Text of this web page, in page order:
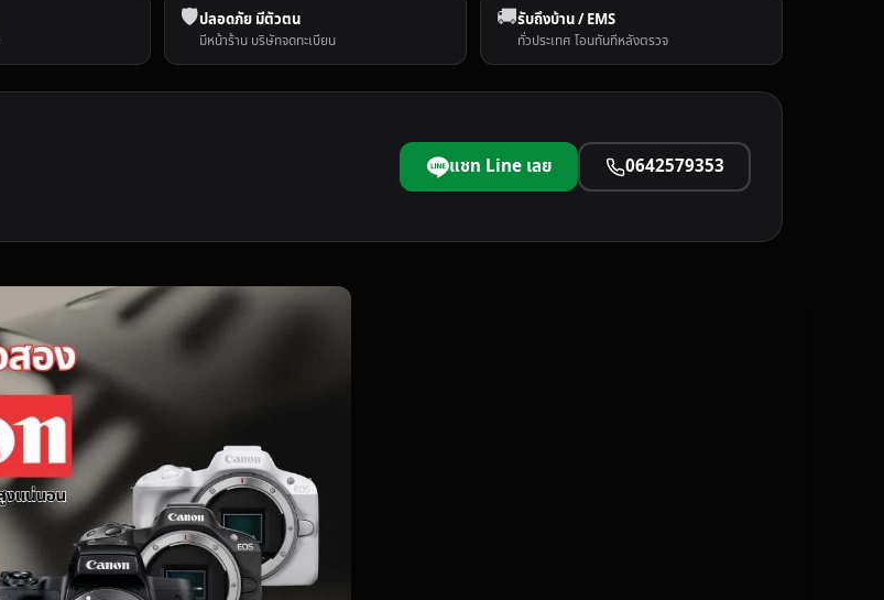
🛡️ปลอดภัย มีตัวตน
มีหน้าร้าน บริษัทจดทะเบียน
🚚รับถึงบ้าน / EMS
ทั่วประเทศ โอนทันทีหลังตรวจ
แชท Line เลย 0642579353